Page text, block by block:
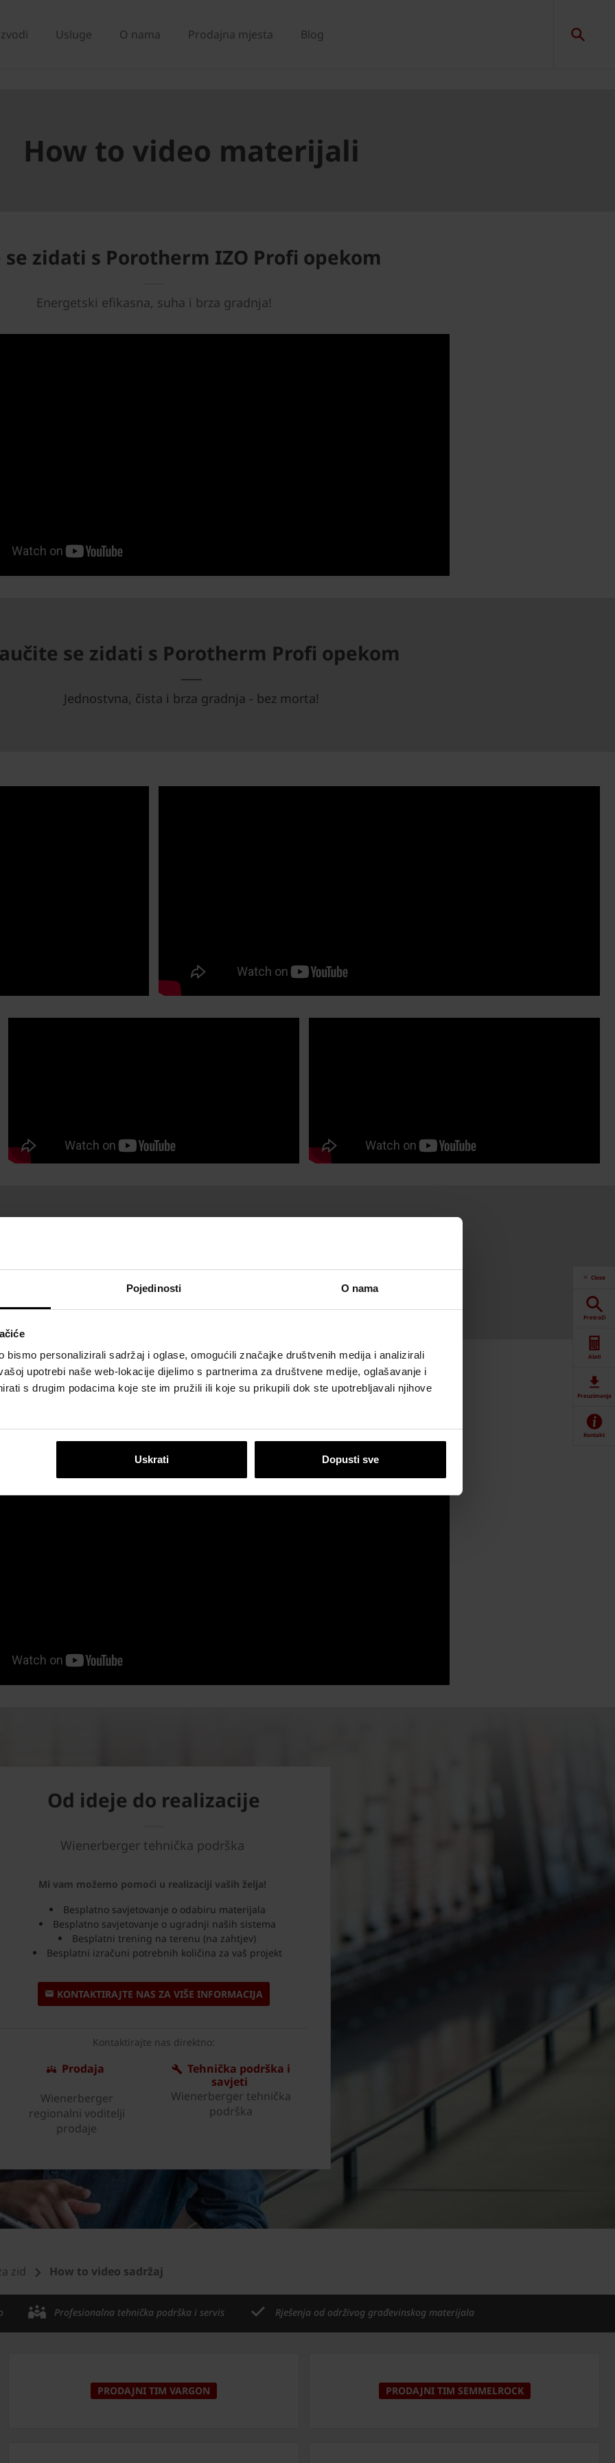
Pojedinosti O nama
bismo personalizirali sadržaj i oglase, omogućili značajke društvenih medija i analizirali
upotrebi naše web-lokacije dijelimo s partnerima za društvene medije, oglašavanje i
s drugim podacima koje ste im pružili ili koje su prikupili dok ste upotrebljavali njihove
Uskrati Dopusti sve
Usluge O nama Prodajna mjesta Blog
How to video materijali
zidati s Porotherm IZO Profi opekom
Energetski efikasna, suha i brza gradnja!
se zidati s Porotherm Profi opekom
Jednostvna, čista i brza gradnja - bez morta!
Iznimne akustične performanse!
Od ideje do realizacije
Wienerberger tehnička podrška
Mi vam možemo pomoći u realizaciji vaših želja!
Besplatno savjetovanje o odabiru materijala
Besplatno savjetovanje o ugradnji naših sistema
Besplatni trening na terenu (na zahtjev)
Besplatni izračuni potrebnih količina za vaš projekt
KONTAKTIRAJTE NAS ZA VIŠE INFORMACIJA
Kontaktirajte nas direktno:
Prodaja
Wienerberger
regionalni voditelji
prodaje
Tehnička podrška i
savjeti
Wienerberger tehnička
podrška
Close
Pretraži
Alati
Preuzimanja
Kontakt
zid How to video sadržaj
Profesionalna tehnička podrška i servis Rješenja od održivog građevinskog materijala
PRODAJNI TIM VARGON PRODAJNI TIM SEMMELROCK